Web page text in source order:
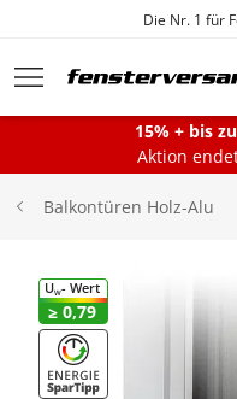
Zum
Balkontüren
15% + bis
Aktion
Balkontüren Holz-Alu
UW- Wert
≥ 0,79